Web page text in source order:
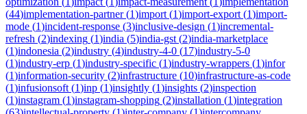
(44)implementation-partner(1)import (1)import-export (1)import-
mode (1)incident-response (3)inclusive-design (1)incremental-
refresh (2)indexing (1)india (5)india-gst (2)india-marketplace
(1)indonesia (2)industry (4)industry-4-0 (17)industry-5-0
(1)industry-erp (1)industry-specific (1)industry-wrappers (1)infor
(1)information-security (2)infrastructure (10)infrastructure-as-code
(1)infusionsoft (1)inp (1)insightly (1)insights (2)inspection
(1)instagram (1)instagram-shopping (2)installation (1)integration